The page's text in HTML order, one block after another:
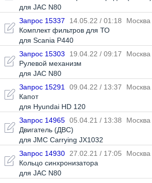
для JAC N80
Запрос 15337 14.05.22 / 01:18
Москва
Комплект фильтров для ТО
для Scania P440
Запрос 15303 19.04.22 / 09:17
Москва
Рулевой механизм
для JAC N80
Запрос 15291 09.04.22 / 13:37
Москва
Капот
для Hyundai HD 120
Запрос 14965 05.04.21 / 13:38
Москва
Двигатель (ДВС)
для JMC Carrying JX1032
Запрос 14930 27.02.21 / 17:05
Москва
Кольцо синхронизатора
для JAC N80